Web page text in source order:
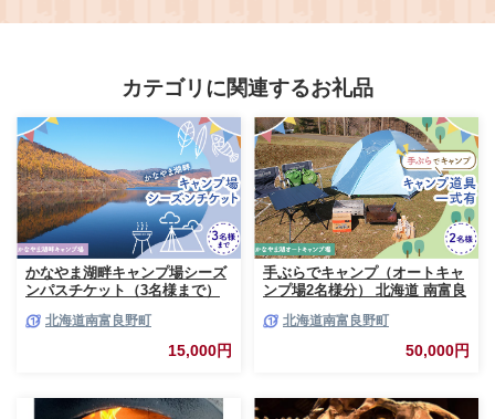
岡 静岡県 浜松市 2回 定期 【配送
カテゴリに関連するお礼品
かなやま湖畔キャンプ場シーズ
ンパスチケット（3名様まで）
なやま湖 宿泊券 入場券 シーズ
北海道南富良野町
15,000円
手ぶらでキャンプ（オートキャ
ンプ場2名様分） 北海道 南富良
かなやま湖 宿泊券 チケット 入
場券 体験チケット ドックラン
北海道南富良野町
50,000円